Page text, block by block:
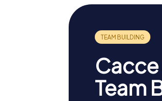
Cacce
Team